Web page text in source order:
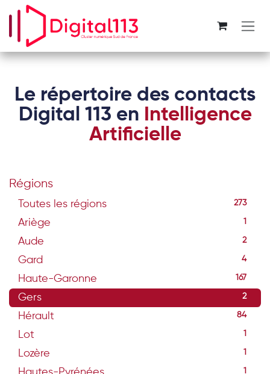
Se rendre au contenu
Le répertoire des contacts
Digital 113 en Intelligence
Artificielle
Régions
Toutes les régions 273
Ariège 1
Aude 2
Gard 4
Haute-Garonne 167
Gers 2
Hérault 84
Lot 1
Lozère 1
1